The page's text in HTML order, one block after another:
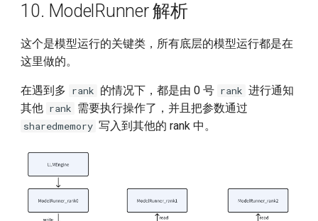
10. ModelRunner 解析
这个是模型运行的关键类，所有底层的模型运行都是在
这里做的。
在遇到多 rank 的情况下，都是由 0 号 rank 进行通知
其他 rank 需要执行操作了，并且把参数通过
sharedmemory 写入到其他的 rank 中。